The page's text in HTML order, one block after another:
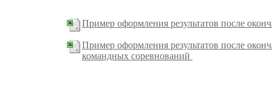
Пример оформления результатов после
Пример оформления результатов после
командных соревнований